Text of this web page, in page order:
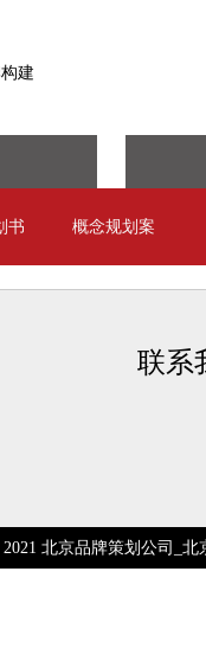
建
书 概念规划案
联系
2021 北京品牌策划公司_